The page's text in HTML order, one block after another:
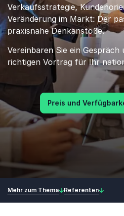
Verkaufsstrategie,
Veränderung im Markt: Der
praxisnahe Denkanstöße.
Vereinbaren Sie ein Gespräch
richtigen Vortrag für Ihr
Preis und
Mehr zum Thema Referenten